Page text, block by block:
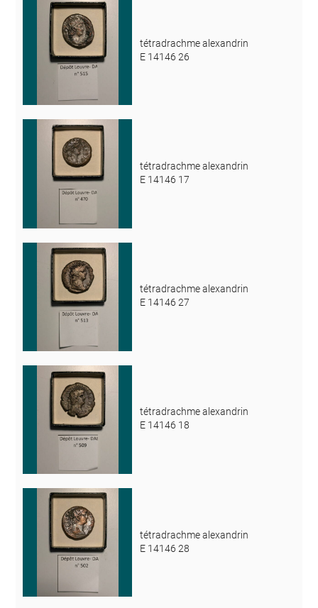
tétradrachme alexandrin
E 14146 26
tétradrachme alexandrin
E 14146 17
tétradrachme alexandrin
E 14146 27
tétradrachme alexandrin
E 14146 18
tétradrachme alexandrin
E 14146 28